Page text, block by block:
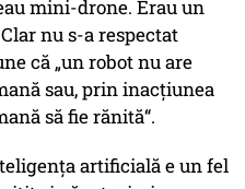
mini-drone. Erau un
nu s-a respectat
că „un robot nu are
sau, prin inacțiunea
să fie rănită“.
artificială e un fel